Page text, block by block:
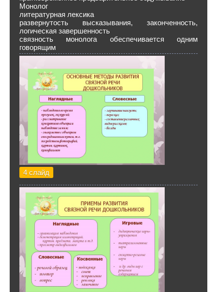
Монолог
литературная лексика
развернутость высказывания, законченность,
логическая завершенность
связность монолога обеспечивается одним
говорящим
4 слайд